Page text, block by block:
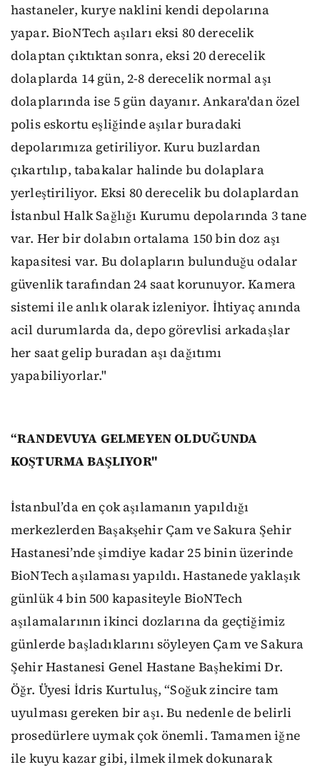
hastaneler, kurye naklini kendi depolarına
yapar. BioNTech aşıları eksi 80 derecelik
dolaptan çıktıktan sonra, eksi 20 derecelik
dolaplarda 14 gün, 2-8 derecelik normal aşı
dolaplarında ise 5 gün dayanır. Ankara'dan özel
polis eskortu eşliğinde aşılar buradaki
depolarımıza getiriliyor. Kuru buzlardan
çıkartılıp, tabakalar halinde bu dolaplara
yerleştiriliyor. Eksi 80 derecelik bu dolaplardan
İstanbul Halk Sağlığı Kurumu depolarında 3 tane
var. Her bir dolabın ortalama 150 bin doz aşı
kapasitesi var. Bu dolapların bulunduğu odalar
güvenlik tarafından 24 saat korunuyor. Kamera
sistemi ile anlık olarak izleniyor. İhtiyaç anında
acil durumlarda da, depo görevlisi arkadaşlar
her saat gelip buradan aşı dağıtımı
yapabiliyorlar."
“RANDEVUYA GELMEYEN OLDUĞUNDA
KOŞTURMA BAŞLIYOR"
İstanbul’da en çok aşılamanın yapıldığı
merkezlerden Başakşehir Çam ve Sakura Şehir
Hastanesi’nde şimdiye kadar 25 binin üzerinde
BioNTech aşılaması yapıldı. Hastanede yaklaşık
günlük 4 bin 500 kapasiteyle BioNTech
aşılamalarının ikinci dozlarına da geçtiğimiz
günlerde başladıklarını söyleyen Çam ve Sakura
Şehir Hastanesi Genel Hastane Başhekimi Dr.
Öğr. Üyesi İdris Kurtuluş, “Soğuk zincire tam
uyulması gereken bir aşı. Bu nedenle de belirli
prosedürlere uymak çok önemli. Tamamen iğne
ile kuyu kazar gibi, ilmek ilmek dokunarak